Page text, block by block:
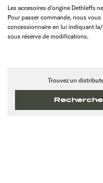
Les accesoires d'origine Dethleffs
Pour passer commande, nous
concessionnaire en lui indiquant
sous réserve de modifications.
Trouvez un